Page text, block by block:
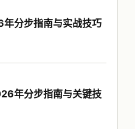
分步指南与实战技巧
年分步指南与关键技